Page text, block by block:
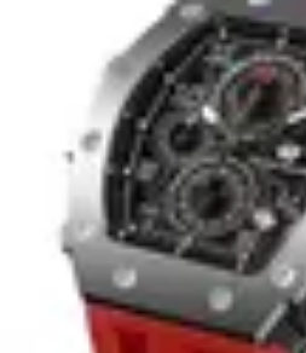
Estilo de VidaNutrición
Consejos Salud